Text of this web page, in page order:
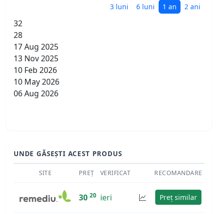
3 luni 6 luni 1 an 2 ani
32
28
17 Aug 2025
13 Nov 2025
10 Feb 2026
10 May 2026
06 Aug 2026
UNDE GĂSEȘTI ACEST PRODUS
SITE PREȚ VERIFICAT RECOMANDARE
30 20 ieri Preț similar